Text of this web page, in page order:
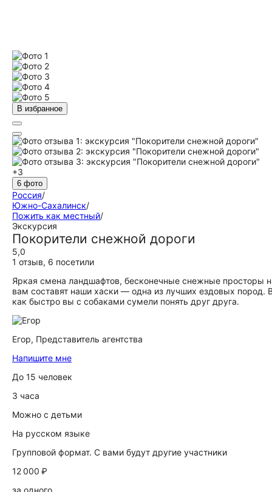
В избранное
+3
6 фото
Россия/
Южно-Сахалинск/
Пожить как местный/
Экскурсия
Покорители снежной дороги
5,0
1 отзыв, 6 посетили
Яркая смена ландшафтов, бесконечные снежные просторы
вам составят наши хаски — одна из лучших ездовых пород.
как быстро вы с собаками сумели понять друг друга.
Егор, Представитель агентства
Напишите мне
До 15 человек
3 часа
Можно с детьми
На русском языке
Групповой формат. С вами будут другие участники
12 000 ₽
за одного